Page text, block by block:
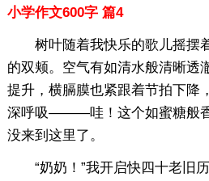
小学作文600字 篇4
树叶随着我快乐的歌儿摇摆
的双颊。空气有如清水般清晰透
提升，横膈膜也紧跟着节拍下降
深呼吸———哇！这个如蜜糖般
没来到这里了。
“奶奶！”我开启快四十老旧